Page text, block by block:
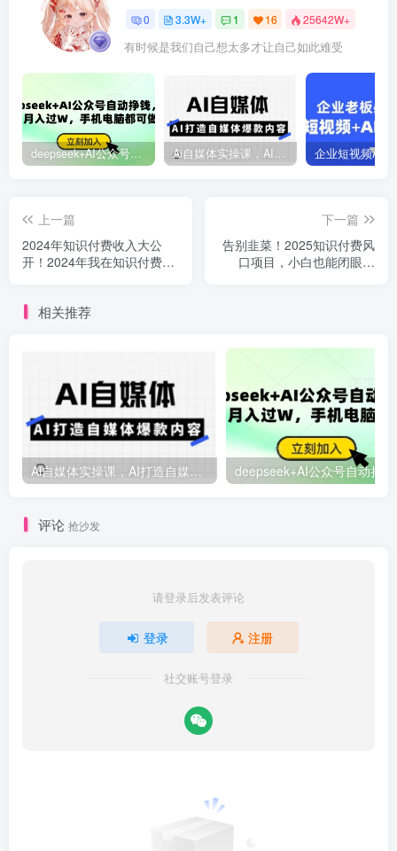
0 3.3W+ 1 16 25642W+
有时候是我们自己想太多才让自己如此难受
deepseek+AI公众号自动挣钱，轻松月入过W，手机电脑都可做 Ai自媒体实操课，AI打造自媒体爆款内容
上一篇
2024年知识付费收入大公
开！2024年我在知识付费领
下一篇
告别韭菜！2025知识付费风
口项目，小白也能闭眼操
相关推荐
Ai自媒体实操课，AI打造自媒体爆款内容
评论 抢沙发
请登录后发表评论
登录 注册
社交账号登录